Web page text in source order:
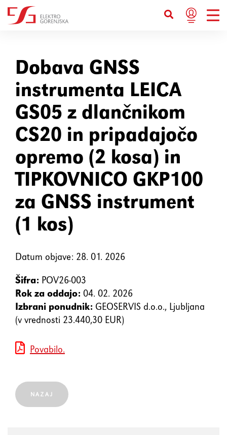
Dobava GNSS
instrumenta LEICA
GS05 z dlančnikom
CS20 in pripadajočo
opremo (2 kosa) in
TIPKOVNICO GKP100
za GNSS instrument
(1 kos)
Datum objave: 28. 01. 2026
Šifra: POV26-003
Rok za oddajo: 04. 02. 2026
Izbrani ponudnik: GEOSERVIS d.o.o., Ljubljana
(v vrednosti 23.440,30 EUR)
Povabilo.
NAZAJ
s tipkovnico
Prikaže možnosti dostopnosti
Prikaže kazalo strani
Skoči na glavno vsebino
Vrne se na domačo stran
Zapre pojavno okno / meni
Premakne fokus na naslednji
element
Premakne fokus na prejšnji
element
Potrdi/klikne fokusiran
element
Označi/odznači potrditveno